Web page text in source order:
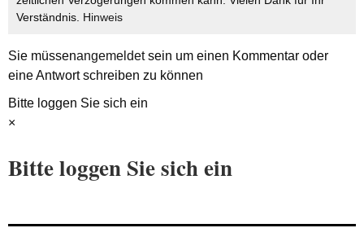
Verständnis. Hinweis
Sie müssenangemeldetsein um einen Kommentar oder
eine Antwort schreiben zu können
Bitte loggen Sie sich ein
×
Bitte loggen Sie sich ein